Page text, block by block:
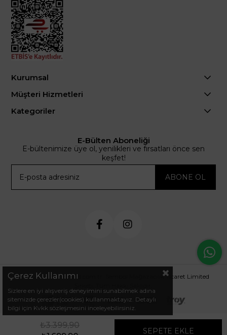
₺3.399,90
Kurumsal
Müşteri Hizmetleri
Kategoriler
E-Bülten Aboneliği
E-bültenimize üye ol, yenilikleri ve fırsatları önce sen
keşfet!
ABONE OL
© 2024 .arminetrend.com.tr. Sembol Mağazacılık Ticaret Limited
Çerez Kullanımı
Sizlere en iyi alışveriş deneyimini sunabilmek adına
sitemizde çerezler(cookies) kullanmaktayız. Detaylı
bilgi için Kvkk sözleşmesini inceleyebilirsiniz.